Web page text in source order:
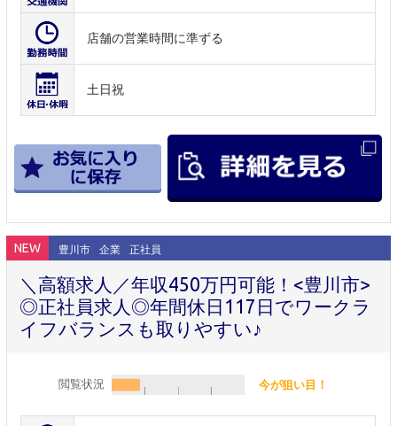
店舗の営業時間に準ずる
土日祝
NEW 豊川市 企業 正社員
＼高額求人／年収450万円可能！<豊川市>
◎正社員求人◎年間休日117日でワークラ
イフバランスも取りやすい♪
閲覧状況 今が狙い目！